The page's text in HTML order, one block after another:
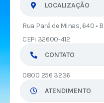
LOCALIZAÇÃO
Rua Pará de Minas, 640 •
CEP: 32600-412
CONTATO
0800 256 3236
ATENDIMENTO